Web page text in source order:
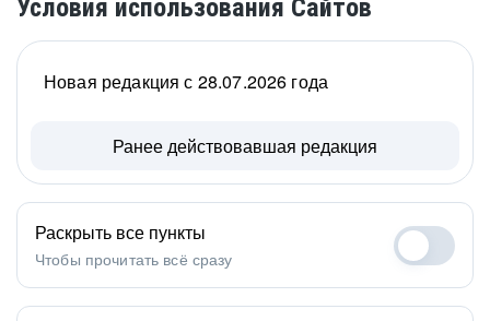
Условия использования Сайтов
Новая редакция с 28.07.2026 года
Ранее действовавшая редакция
Раскрыть все пункты
Чтобы прочитать всё сразу